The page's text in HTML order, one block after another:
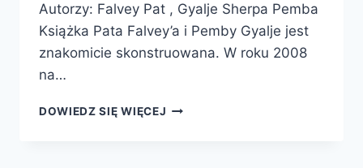
Autorzy: Falvey Pat , Gyalje Sherpa Pemba
Książka Pata Falvey’a i Pemby Gyalje jest
znakomicie skonstruowana. W roku 2008
na…
DOWIEDZ SIĘ WIĘCEJ MORDERCZA